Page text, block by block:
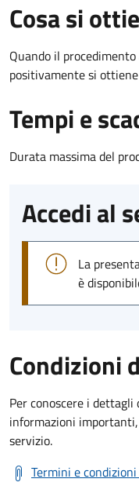
Cosa si
Quando il
positivamente si
Tempi e
Durata massima del
Accedi al
La
è
Condizioni
Per conoscere i
informazioni
servizio.
Termini e